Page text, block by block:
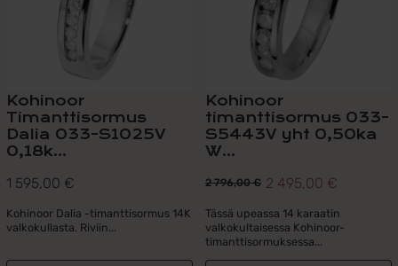
Kohinoor
Timanttisormus
Dalia 033-S1025V
0,18k...
1 595,00 €
Kohinoor Dalia -timanttisormus 14K
valkokullasta. Riviin...
Kohinoor
timanttisormus 033-
S5443V yht 0,50ka
W...
2 796,00€
Alkuperäinen
hinta
oli:
2
2 495,00 €
Nykyinen
hinta
on:
2
Tässä upeassa 14 karaatin
valkokultaisessa Kohinoor-
timanttisormuksessa...